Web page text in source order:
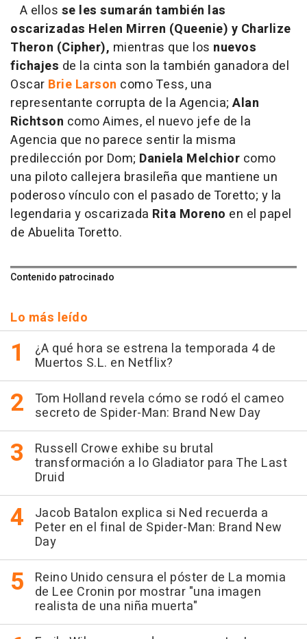
A ellos se les sumarán también las
oscarizadas Helen Mirren (Queenie) y Charlize
Theron (Cipher), mientras que los nuevos
fichajes de la cinta son la también ganadora del
Oscar Brie Larson como Tess, una
representante corrupta de la Agencia; Alan
Richtson como Aimes, el nuevo jefe de la
Agencia que no parece sentir la misma
predilección por Dom; Daniela Melchior como
una piloto callejera brasileña que mantiene un
poderoso vínculo con el pasado de Toretto; y la
legendaria y oscarizada Rita Moreno en el papel
de Abuelita Toretto.
Contenido patrocinado
Lo más leído
¿A qué hora se estrena la temporada 4 de
Muertos S.L. en Netflix?
Tom Holland revela cómo se rodó el cameo
secreto de Spider-Man: Brand New Day
Russell Crowe exhibe su brutal
transformación a lo Gladiator para The Last
Druid
Jacob Batalon explica si Ned recuerda a
Peter en el final de Spider-Man: Brand New
Day
Reino Unido censura el póster de La momia
de Lee Cronin por mostrar "una imagen
realista de una niña muerta"